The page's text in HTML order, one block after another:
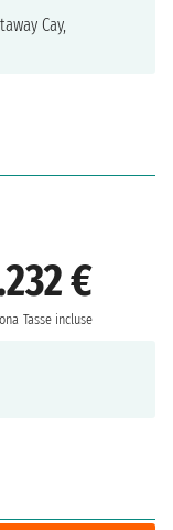
Cay,
€
Tasse incluse